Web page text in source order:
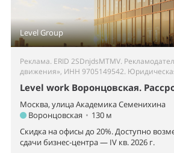
Level Group
Реклама. ERID 2SDnjdsMTMV.
движения», ИНН 9705149542.
Level work Воронцовская.
Москва, улица Академика Семенихина
Воронцовская • 130 м
Скидка на офисы до 20%. Доступно
сдачи бизнес-центра — IV кв. 2026 г.